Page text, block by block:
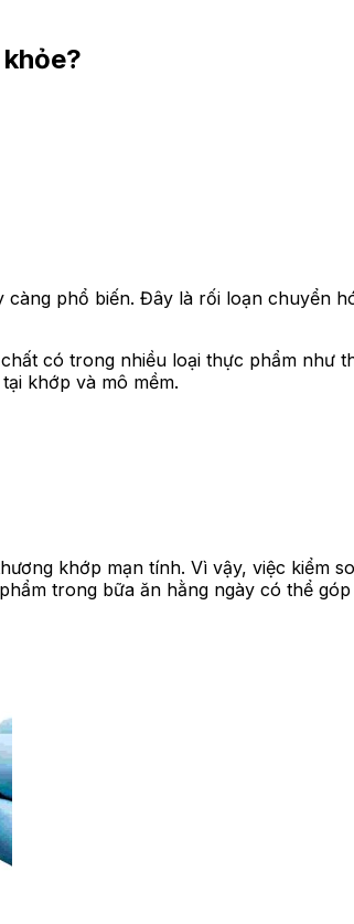
phổ biến. Đây là rối loạn chuyển
có trong nhiều loại thực phẩm như
khớp và mô mềm.
khớp mạn tính. Vì vậy, việc kiểm
trong bữa ăn hằng ngày có thể